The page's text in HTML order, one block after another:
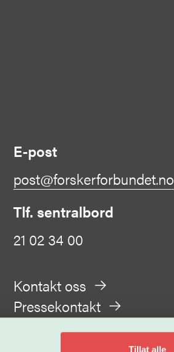
Tillat alle
E-post
post@forskerforbundet.no
Tlf. sentralbord
21 02 34 00
Kontakt oss
Pressekontakt